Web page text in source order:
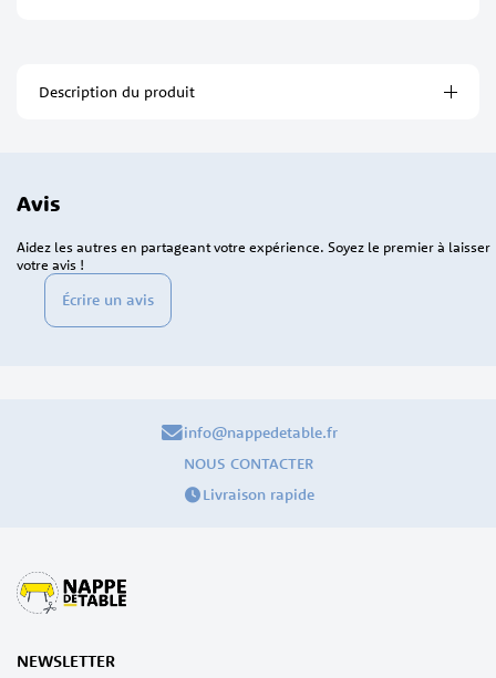
Description du produit
Avis
Écrire un avis
Aidez les autres en partageant votre expérience. Soyez le premier à laisser
votre avis !
info@nappedetable.fr
NOUS CONTACTER
Livraison rapide
NEWSLETTER